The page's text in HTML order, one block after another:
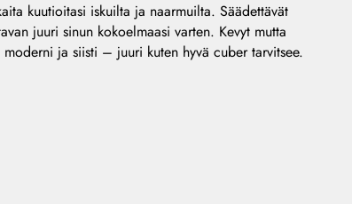
kuutioitasi iskuilta ja naarmuilta. Säädettävät
juuri sinun kokoelmaasi varten. Kevyt mutta
moderni ja siisti – juuri kuten hyvä cuber tarvitsee.